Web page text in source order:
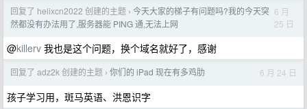
回复了 helixcn2022 创建的主题 › 今天大家的梯子有问题吗?我的今天突
然都没有办法用了,服务器能 PING 通,无法上网
6 月
25 日
@killerv 我也是这个问题，换个域名就好了，感谢
回复了 adz2k 创建的主题 › 你们的 iPad 现在有多鸡肋 6 月 24 日
孩子学习用，斑马英语、洪恩识字